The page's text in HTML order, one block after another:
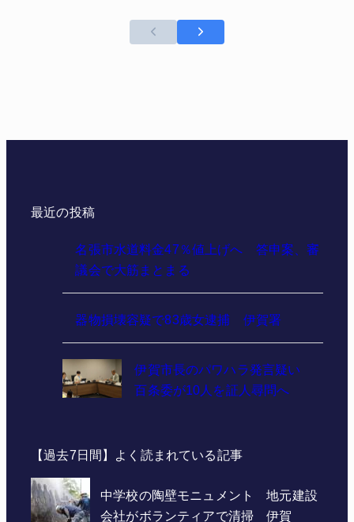
最近の投稿
名張市水道料金47％値上げへ 答申案、審
議会で大筋まとまる
器物損壊容疑で83歳女逮捕 伊賀署
伊賀市長のパワハラ発言疑い
百条委が10人を証人尋問へ
【過去7日間】よく読まれている記事